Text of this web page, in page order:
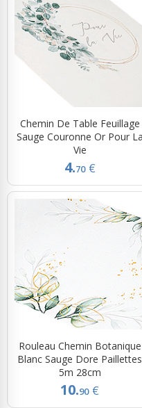
Chemin De Table Feuillage
Sauge Couronne Or Pour La
Vie
4.70 €
Rouleau Chemin Botanique
Blanc Sauge Dore Paillettes
5m 28cm
10.90 €